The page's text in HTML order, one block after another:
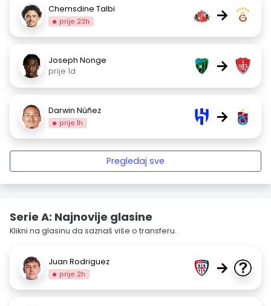
Chemsdine Talbi
prije 23h →
Joseph Nonge
prije 1d
→
Darwin Núñez
prije 1h →
Pregledaj sve
Serie A: Najnovije glasine
Klikni na glasinu da saznaš više o transferu.
Juan Rodriguez
prije 2h →